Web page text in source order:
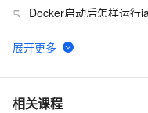
5 Docker启动后怎样运行
6 『Docker』在Docker快
7 Docker自2013年以来的
相关课程